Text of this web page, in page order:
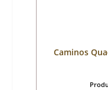
Caminos